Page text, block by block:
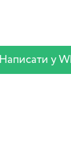
Написати у